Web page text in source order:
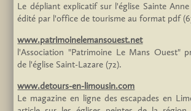
Le dépliant explicatif sur l'église Sainte
édité par l'office de tourisme au format pdf
www.patrimoinelemansouest.net
l'Association "Patrimoine Le Mans Ouest"
de l'église Saint-Lazare (72).
www.detours-en-limousin.com
Le magazine en ligne des escapades en